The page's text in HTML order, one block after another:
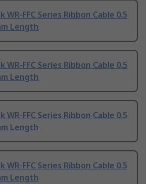
FFC Series Ribbon Cable 0.5
Length
FFC Series Ribbon Cable 0.5
Length
FFC Series Ribbon Cable 0.5
Length
FFC Series Ribbon Cable 0.5
Length